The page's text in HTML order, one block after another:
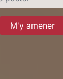
M'y amener